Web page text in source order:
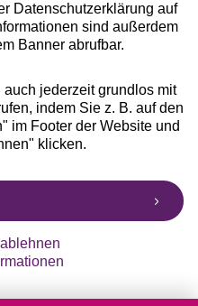
Datenschutzerklärung auf
sind außerdem
Banner abrufbar.
jederzeit grundlos mit
indem Sie z. B. auf den
im Footer der Website und
klicken.